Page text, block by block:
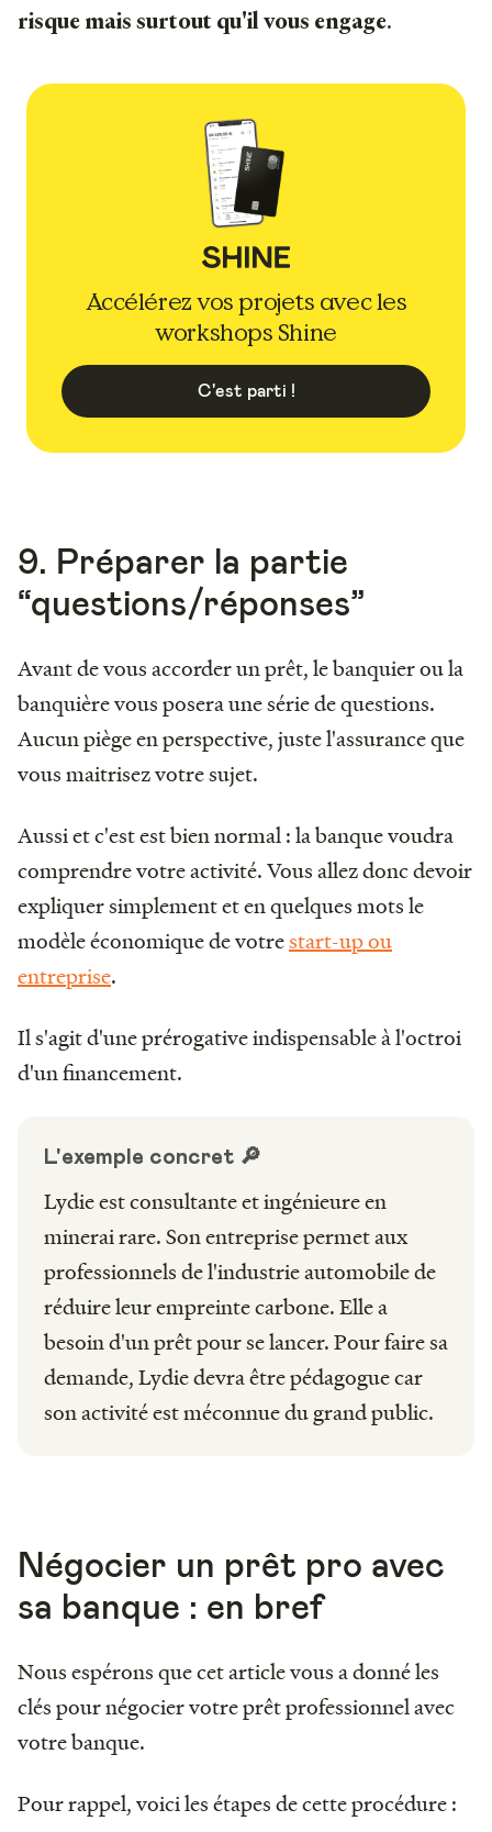
risque mais surtout qu'il vous engage.
Accélérez vos projets avec les
workshops Shine
C'est parti !
9. Préparer la partie
“questions/réponses”
Avant de vous accorder un prêt, le banquier ou la
banquière vous posera une série de questions.
Aucun piège en perspective, juste l'assurance que
vous maitrisez votre sujet.
Aussi et c'est est bien normal : la banque voudra
comprendre votre activité. Vous allez donc devoir
expliquer simplement et en quelques mots le
modèle économique de votrestart-up ou
entreprise.
Il s'agit d'une prérogative indispensable à l'octroi
d'un financement.
L'exemple concret 🔎
Lydie est consultante et ingénieure en
minerai rare. Son entreprise permet aux
professionnels de l'industrie automobile de
réduire leur empreinte carbone. Elle a
besoin d'un prêt pour se lancer. Pour faire sa
demande, Lydie devra être pédagogue car
son activité est méconnue du grand public.
Négocier un prêt pro avec
sa banque : en bref
Nous espérons que cet article vous a donné les
clés pour négocier votre prêt professionnel avec
votre banque.
Pour rappel, voici les étapes de cette procédure :